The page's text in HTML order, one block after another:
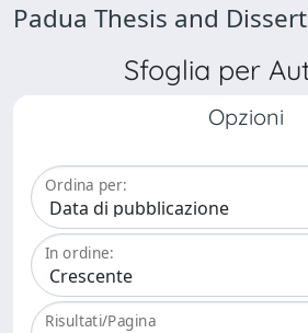
Padua Thesis and
Sfoglia per
Opzioni
Ordina per:
In ordine:
Risultati/Pagina